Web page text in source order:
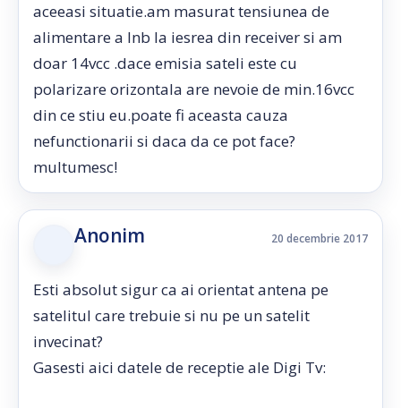
aceeasi situatie.am masurat tensiunea de
alimentare a lnb la iesrea din receiver si am
doar 14vcc .dace emisia sateli este cu
polarizare orizontala are nevoie de min.16vcc
din ce stiu eu.poate fi aceasta cauza
nefunctionarii si daca da ce pot face?
multumesc!
Anonim 20 decembrie 2017
Esti absolut sigur ca ai orientat antena pe
satelitul care trebuie si nu pe un satelit
invecinat?
Gasesti aici datele de receptie ale Digi Tv: